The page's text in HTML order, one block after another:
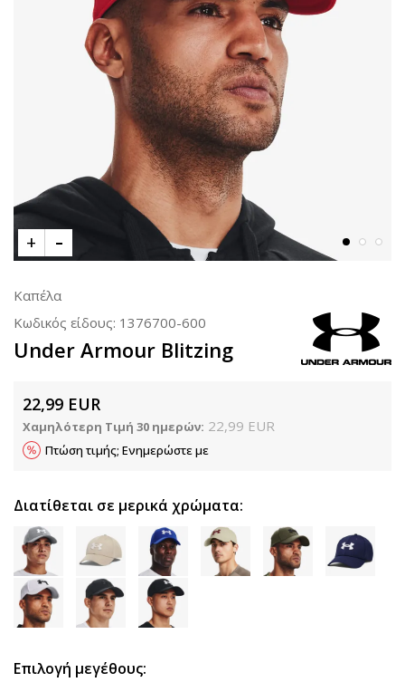
Καπέλα
Κωδικός είδους: 1376700-600
Under Armour Blitzing
22,99 EUR
Χαμηλότερη Τιμή 30 ημερών: 22,99 EUR
Πτώση τιμής; Ενημερώστε με
Διατίθεται σε μερικά χρώματα:
Επιλογή μεγέθους: